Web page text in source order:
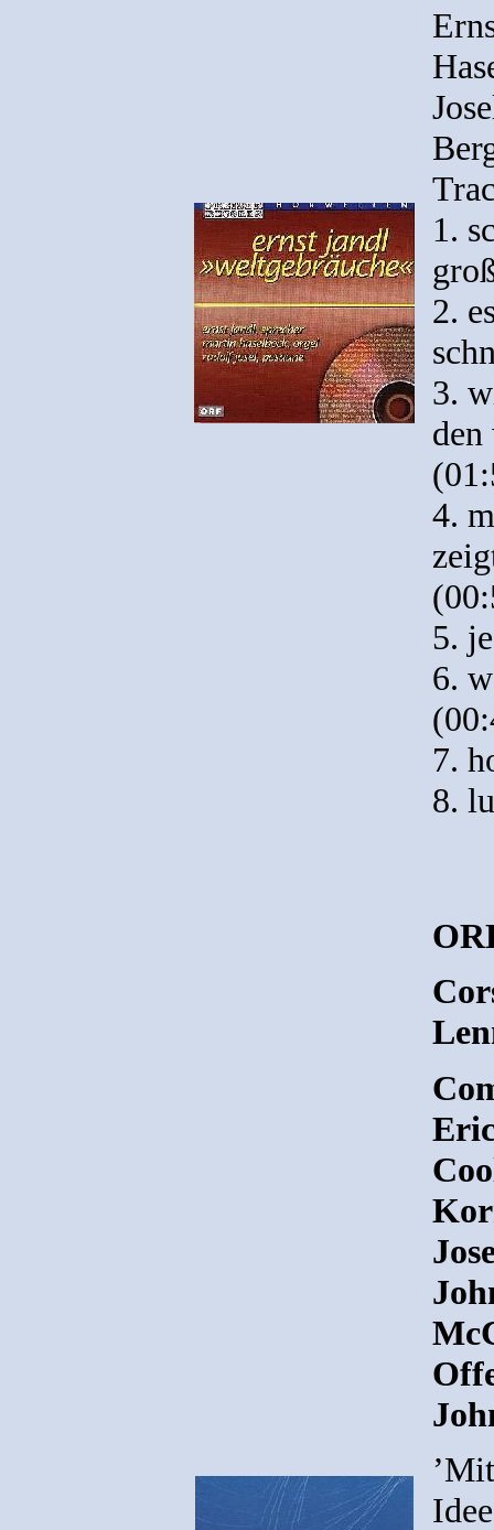
1.
2.
3.
4.
5.
6.
7.
8.